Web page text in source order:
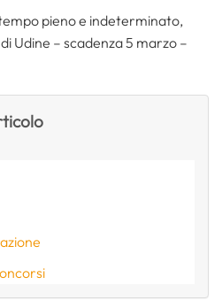
pieno e indeterminato,
Udine – scadenza 5 marzo –